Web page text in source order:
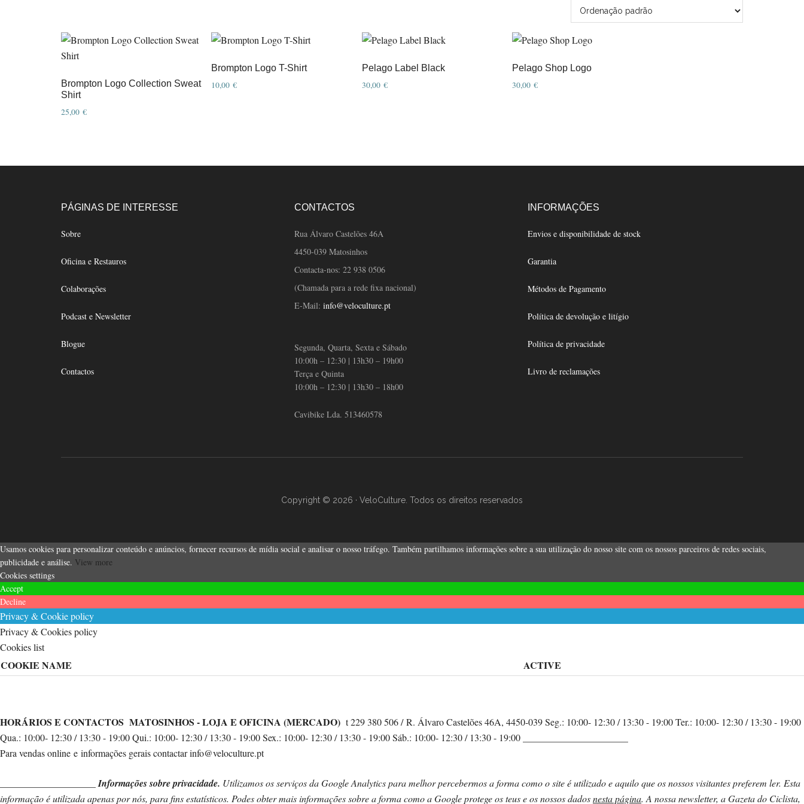
Brompton Logo Collection Sweat
Shirt
25,00 €
The
may
on
product
Brompton Logo T-Shirt
10,00€
variants.
Pelago Label Black
30,00 €
Pelago Shop Logo
30,00€
PÁGINAS DE INTERESSE
Sobre
Oficina e Restauros
Colaborações
Podcast e Newsletter
Blogue
Contactos
CONTACTOS
Rua Álvaro Castelões 46A
4450-039 Matosinhos
Contacta-nos: 22 938 0506
(Chamada para a rede fixa nacional)
E-Mail: info@veloculture.pt
Segunda, Quarta, Sexta e Sábado
10:00h – 12:30 | 13h30 – 19h00
Terça e Quinta
10:00h – 12:30 | 13h30 – 18h00
Cavibike Lda. 513460578
INFORMAÇÕES
Envios e disponibilidade de stock
Garantia
Métodos de Pagamento
Política de devolução e litígio
Política de privacidade
Livro de reclamações
Copyright © 2026 · VeloCulture. Todos os direitos reservados
Usamos cookies para personalizar conteúdo e anúncios, fornecer recursos de mídia social e analisar o nosso tráfego. Também partilhamos informações sobre a sua utilização do nosso site com os nossos parceiros de redes sociais,
publicidade e análise. View more
Cookies settings
Accept
Decline
Privacy & Cookie policy
Privacy & Cookies policy
Cookies list
COOKIE NAME ACTIVE
HORÁRIOS E CONTACTOS MATOSINHOS - LOJA E OFICINA (MERCADO) t 229 380 506 / R. Álvaro Castelões 46A, 4450-039 Seg.: 10:00- 12:30 / 13:30 - 19:00 Ter.: 10:00- 12:30 / 13:30 - 19:00
Qua.: 10:00- 12:30 / 13:30 - 19:00 Qui.: 10:00- 12:30 / 13:30 - 19:00 Sex.: 10:00- 12:30 / 13:30 - 19:00 Sáb.: 10:00- 12:30 / 13:30 - 19:00 ______________________
Para vendas online e informações gerais contactar info@veloculture.pt.
Informações sobre privacidade. Utilizamos os serviços da Google Analytics para melhor percebermos a forma como o site é utilizado e aquilo que os nossos visitantes preferem ler. Esta
informação é utilizada apenas por nós, para fins estatísticos. Podes obter mais informações sobre a forma como a Google protege os teus e os nossos dadosnesta página. A nossa newsletter, a Gazeta do Ciclista,